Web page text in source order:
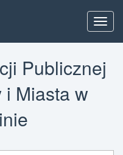
Menu
Publicznej
i Miasta w